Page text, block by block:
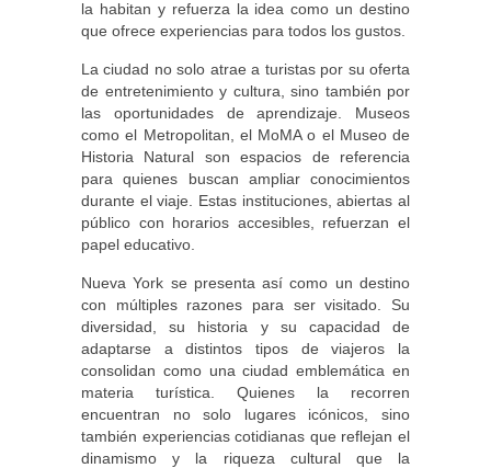
la habitan y refuerza la idea como un destino
que ofrece experiencias para todos los gustos.
La ciudad no solo atrae a turistas por su oferta
de entretenimiento y cultura, sino también por
las oportunidades de aprendizaje. Museos
como el Metropolitan, el MoMA o el Museo de
Historia Natural son espacios de referencia
para quienes buscan ampliar conocimientos
durante el viaje. Estas instituciones, abiertas al
público con horarios accesibles, refuerzan el
papel educativo.
Nueva York se presenta así como un destino
con múltiples razones para ser visitado. Su
diversidad, su historia y su capacidad de
adaptarse a distintos tipos de viajeros la
consolidan como una ciudad emblemática en
materia turística. Quienes la recorren
encuentran no solo lugares icónicos, sino
también experiencias cotidianas que reflejan el
dinamismo y la riqueza cultural que la